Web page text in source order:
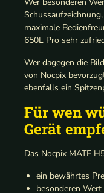
maximale
650L Pro sehr
Wer dagegen die
von Nocpix
ebenfalls ein
Für wen
Gerät
Das Nocpix MATE
ein bewährtes
besonderen